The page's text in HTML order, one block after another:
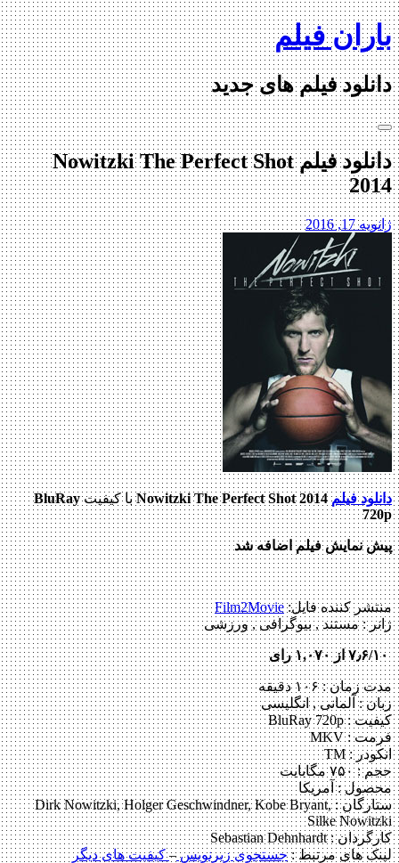
Skip
to
content
باران فیلم
دانلود فیلم های جدید
دانلود فیلم Nowitzki The Perfect Shot
2014
ژانویه 17, 2016
دانلود فیلم Nowitzki The Perfect Shot 2014با کیفیتBluRay
720p
پیش نمایش فیلم اضافه شد
منتشر کننده فایل:Film2Movie
ژانر : مستند , بیوگرافی , ورزشی
۷٫۶/۱۰ از ۱,۰۷۰ رای
مدت زمان : ۱۰۶ دقیقه
زبان : آلمانی , انگلیسی
کیفیت : BluRay 720p
فرمت : MKV
انکودر : TM
حجم : ۷۵۰ مگابایت
محصول : آمریکا
ستارگان :Dirk Nowitzki, Holger Geschwindner, Kobe Bryant,
Silke Nowitzki
کارگردان :Sebastian Dehnhardt
لینک های مرتبط : جستجوی زیرنویس –کیفیت های دیگر